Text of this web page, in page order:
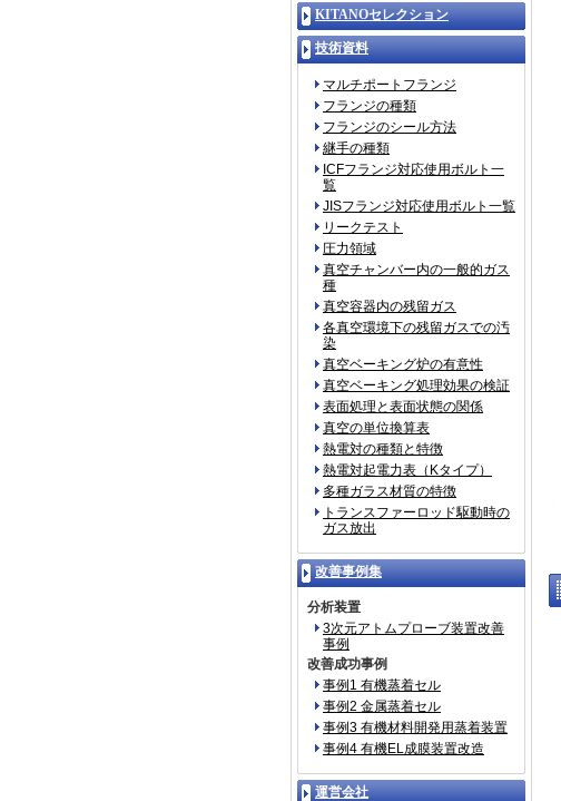
KITANOセレクション
技術資料
マルチポートフランジ
フランジの種類
フランジのシール方法
継手の種類
ICFフランジ対応使用ボルト一
覧
JISフランジ対応使用ボルト一覧
リークテスト
圧力領域
真空チャンバー内の一般的ガス
種
真空容器内の残留ガス
各真空環境下の残留ガスでの汚
染
真空ベーキング炉の有意性
真空ベーキング処理効果の検証
表面処理と表面状態の関係
真空の単位換算表
熱電対の種類と特徴
熱電対起電力表（Kタイプ）
多種ガラス材質の特徴
トランスファーロッド駆動時の
ガス放出
改善事例集
分析装置
3次元アトムプローブ装置改善
事例
改善成功事例
事例1 有機蒸着セル
事例2 金属蒸着セル
事例3 有機材料開発用蒸着装置
事例4 有機EL成膜装置改造
運営会社